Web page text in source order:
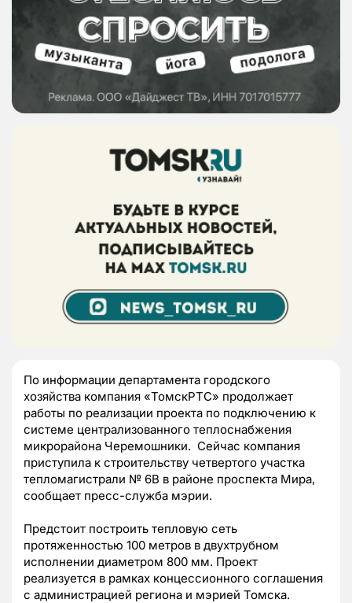
По информации департамента городского
хозяйства компания «ТомскРТС» продолжает
работы по реализации проекта по подключению к
системе централизованного теплоснабжения
микрорайона Черемошники. Сейчас компания
приступила к строительству четвертого участка
тепломагистрали № 6В в районе проспекта Мира,
сообщает пресс-служба мэрии.
Предстоит построить тепловую сеть
протяженностью 100 метров в двухтрубном
исполнении диаметром 800 мм. Проект
реализуется в рамках концессионного соглашения
с администрацией региона и мэрией Томска.